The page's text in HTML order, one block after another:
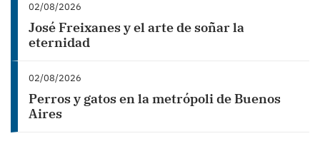
02/08/2026
José Freixanes y el arte de soñar la
eternidad
02/08/2026
Perros y gatos en la metrópoli de Buenos
Aires